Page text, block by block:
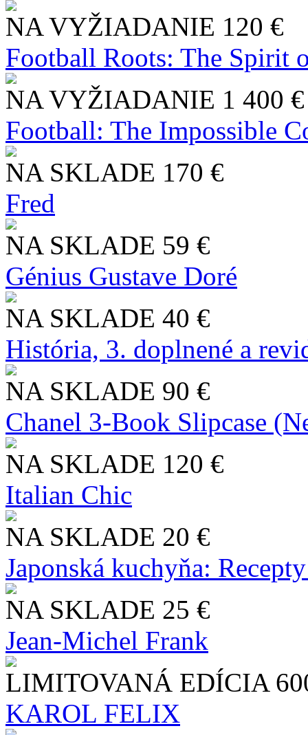
NA VYŽIADANIE 120 €
Football Roots: The Spirit
NA VYŽIADANIE 1 400 €
Football: The Impossible
NA SKLADE 170 €
Fred
NA SKLADE 59 €
Génius Gustave Doré
NA SKLADE 40 €
História, 3. doplnené a
NA SKLADE 90 €
Chanel 3-Book Slipcase
NA SKLADE 120 €
Italian Chic
NA SKLADE 20 €
Japonská kuchyňa:
NA SKLADE 25 €
Jean-Michel Frank
LIMITOVANÁ EDÍCIA
KAROL FELIX